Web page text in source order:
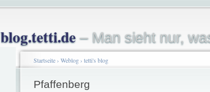
blog.tetti.de– Man sieht nur,
Startseite› Weblog› tetti's blog
Pfaffenberg